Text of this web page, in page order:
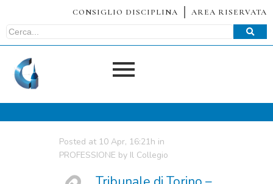
CONSIGLIO DISCIPLINA AREA RISERVATA
Posted at 10 Apr, 16:21h in
PROFESSIONE by Il Collegio